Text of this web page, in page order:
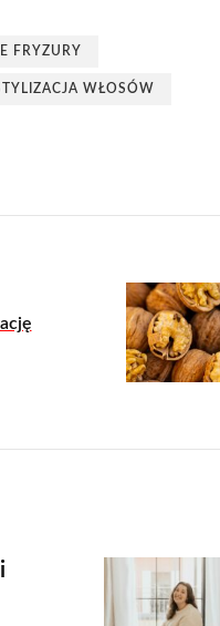
FRYZURY
WŁOSÓW